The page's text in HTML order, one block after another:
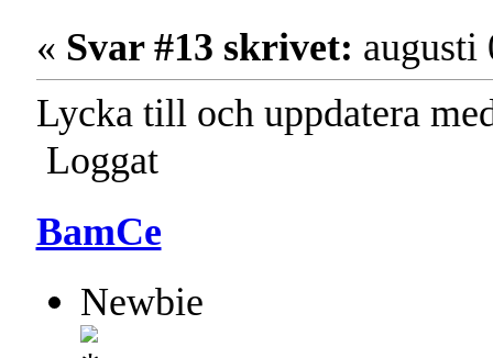
« Svar #13 skrivet: augusti
Lycka till och uppdatera
Loggat
BamCe
Newbie